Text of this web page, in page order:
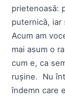
prietenoasă:
puternică, iar
Acum am
mai asum o
cum e, ca
rușine. Nu
îndemn care